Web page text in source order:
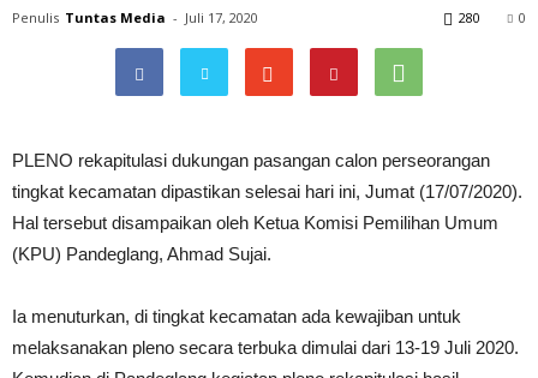
Penulis Tuntas Media - Juli 17, 2020 0
280
PLENO rekapitulasi dukungan pasangan calon perseorangan
tingkat kecamatan dipastikan selesai hari ini, Jumat (17/07/2020).
Hal tersebut disampaikan oleh Ketua Komisi Pemilihan Umum
(KPU) Pandeglang, Ahmad Sujai.
Ia menuturkan, di tingkat kecamatan ada kewajiban untuk
melaksanakan pleno secara terbuka dimulai dari 13-19 Juli 2020.